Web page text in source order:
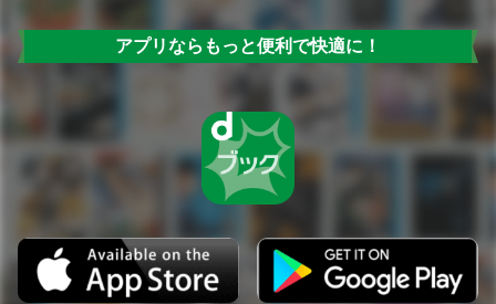
アプリならもっと便利で快適に！